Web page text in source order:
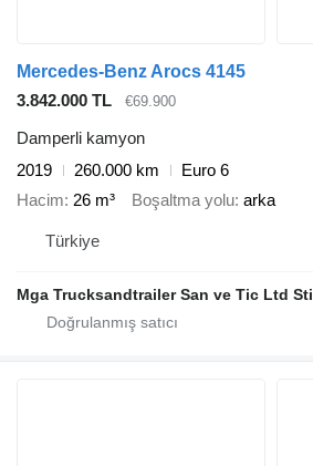
Mercedes-Benz Arocs 4145
3.842.000 TL
€69.900
Damperli kamyon
2019
260.000 km
Euro 6
Hacim 26 m³ Boşaltma yolu arka
Türkiye
Mga Trucksandtrailer San ve Tic Ltd Sti